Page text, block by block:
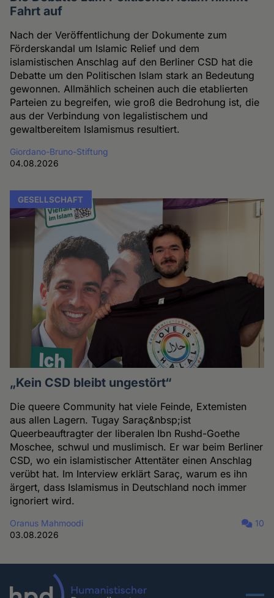
Fahrt auf
Nach der Veröffentlichung der Dokumente zum
Förderskandal um Islamic Relief und dem
islamistischen Anschlag auf den Berliner CSD hat die
Debatte um den Politischen Islam stark an Bedeutung
gewonnen. Allmählich scheinen auch die etablierten
Parteien zu begreifen, wie groß die Bedrohung ist, die
aus der Verbindung von legalistischem und
gewaltbereitem Islamismus resultiert.
Giordano-Bruno-Stiftung
04.08.2026
GESELLSCHAFT
„Kein CSD bleibt ungestört“
Die queere Community hat viele Feinde, Extemisten
aus allen Lagern. Tugay Saraç&nbsp;ist
Queerbeauftragter der liberalen Ibn Rushd-Goethe
Moschee, schwul und muslimisch. Er war beim Berliner
CSD, wo ein islamistischer Attentäter einen Anschlag
verübt hat. Im Interview erklärt Saraç, warum es ihn
ärgert, dass Islamismus in Deutschland noch immer
ignoriert wird.
Oranus Mahmoodi
03.08.2026
10